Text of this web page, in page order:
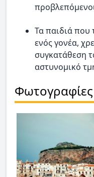
Τα παιδιά που
ενός γονέα,
συγκατάθεση
αστυνομικό
Φωτογραφίες